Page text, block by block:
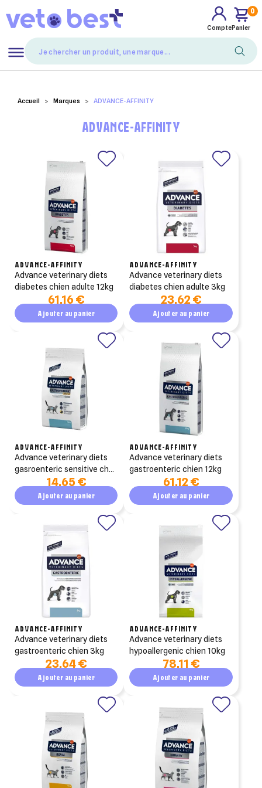
Compte
0
Panier
Accueil Marques ADVANCE-AFFINITY
ADVANCE-AFFINITY
ADVANCE-AFFINITY
advance veterinary diets
diabetes chien adulte 12kg
61,16 €
Ajouter au panier
ADVANCE-AFFINITY
advance veterinary diets
diabetes chien adulte 3kg
23,62 €
Ajouter au panier
ADVANCE-AFFINITY
advance veterinary diets
gasroenteric sensitive chat
14,65 €
Ajouter au panier
ADVANCE-AFFINITY
advance veterinary diets
gastroenteric chien 12kg
61,12 €
Ajouter au panier
ADVANCE-AFFINITY
advance veterinary diets
gastroenteric chien 3kg
23,64 €
Ajouter au panier
ADVANCE-AFFINITY
advance veterinary diets
hypoallergenic chien 10kg
78,11 €
Ajouter au panier